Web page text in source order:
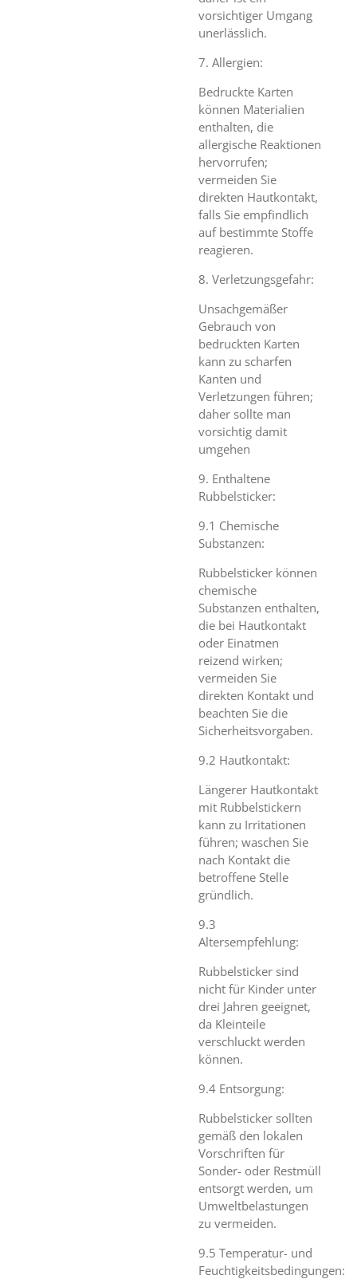
vorsichtiger Umgang
unerlässlich.
7. Allergien:
Bedruckte Karten
können Materialien
enthalten, die
allergische Reaktionen
hervorrufen;
vermeiden Sie
direkten Hautkontakt,
falls Sie empfindlich
auf bestimmte Stoffe
reagieren.
8. Verletzungsgefahr:
Unsachgemäßer
Gebrauch von
bedruckten Karten
kann zu scharfen
Kanten und
Verletzungen führen;
daher sollte man
vorsichtig damit
umgehen
9. Enthaltene
Rubbelsticker:
9.1 Chemische
Substanzen:
Rubbelsticker können
chemische
Substanzen enthalten,
die bei Hautkontakt
oder Einatmen
reizend wirken;
vermeiden Sie
direkten Kontakt und
beachten Sie die
Sicherheitsvorgaben.
9.2 Hautkontakt:
Längerer Hautkontakt
mit Rubbelstickern
kann zu Irritationen
führen; waschen Sie
nach Kontakt die
betroffene Stelle
gründlich.
9.3
Altersempfehlung:
Rubbelsticker sind
nicht für Kinder unter
drei Jahren geeignet,
da Kleinteile
verschluckt werden
können.
9.4 Entsorgung:
Rubbelsticker sollten
gemäß den lokalen
Vorschriften für
Sonder- oder Restmüll
entsorgt werden, um
Umweltbelastungen
zu vermeiden.
9.5 Temperatur- und
Feuchtigkeitsbedingungen: